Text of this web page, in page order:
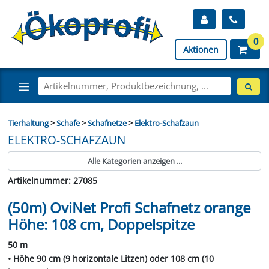
Aktionen
0
Tierhaltung>Schafe>Schafnetze>Elektro-Schafzaun
ELEKTRO-SCHAFZAUN
Alle Kategorien anzeigen ...
Artikelnummer: 27085
(50m) OviNet Profi Schafnetz orange
Höhe: 108 cm, Doppelspitze
50 m
• Höhe 90 cm (9 horizontale Litzen) oder 108 cm (10